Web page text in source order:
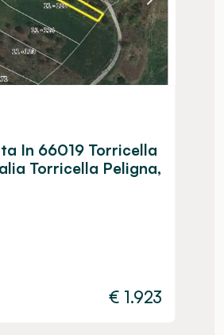
In 66019 Torricella
Torricella Peligna,
€ 1.923